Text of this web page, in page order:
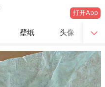
打开App
壁纸 头像